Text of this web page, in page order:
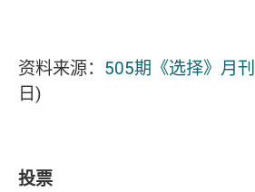
资料来源： 505期《选择》月刊
日)
投票